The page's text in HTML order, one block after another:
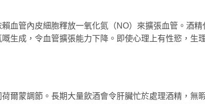
血管內皮細胞釋放一氧化氮（NO）來擴張血管。酒精
生成，令血管擴張能力下降。即使心理上有性慾，生
爾蒙調節。長期大量飲酒會令肝臟忙於處理酒精，無